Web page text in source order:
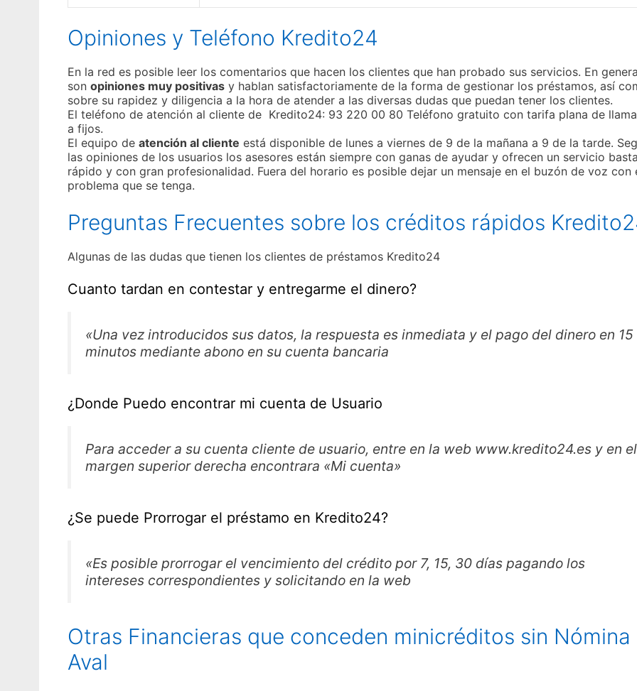
Opiniones y Teléfono Kredito24
En la red es posible leer los comentarios que hacen los clientes que han probado sus servicios. En
son opiniones muy positivasy hablan satisfactoriamente de la forma de gestionar los préstamos, así
sobre su rapidez y diligencia a la hora de atender a las diversas dudas que puedan tener los clientes.
El teléfono de atención al cliente de Kredito24: 93 220 00 80 Teléfono gratuito con tarifa plana de
a fijos.
El equipo de atención al cliente está disponible de lunes a viernes de 9 de la mañana a 9 de la tarde.
las opiniones de los usuarios los asesores están siempre con ganas de ayudar y ofrecen un servicio
rápido y con gran profesionalidad. Fuera del horario es posible dejar un mensaje en el buzón de voz con
problema que se tenga.
Preguntas Frecuentes sobre los créditos rápidos
Algunas de las dudas que tienen los clientes de préstamos Kredito24
Cuanto tardan en contestar y entregarme el dinero?
«Una vez introducidos sus datos, la respuesta es inmediata y el pago del dinero en 15
minutos mediante abono en su cuenta bancaria
¿Donde Puedo encontrar mi cuenta de Usuario
Para acceder a su cuenta cliente de usuario, entre en la web www.kredito24.es y en el
margen superior derecha encontrara «Mi cuenta»
¿Se puede Prorrogar el préstamo en Kredito24?
«Es posible prorrogar el vencimiento del crédito por 7, 15, 30 días pagando los
intereses correspondientes y solicitando en la web
Otras Financieras que conceden minicréditos sin Nómina
Aval